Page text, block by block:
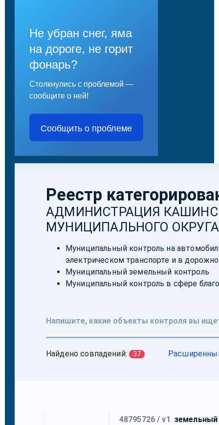
Не убран снег, яма
на дороге, не горит
фонарь?
Столкнулись с проблемой —
сообщите о ней!
Сообщить о проблеме